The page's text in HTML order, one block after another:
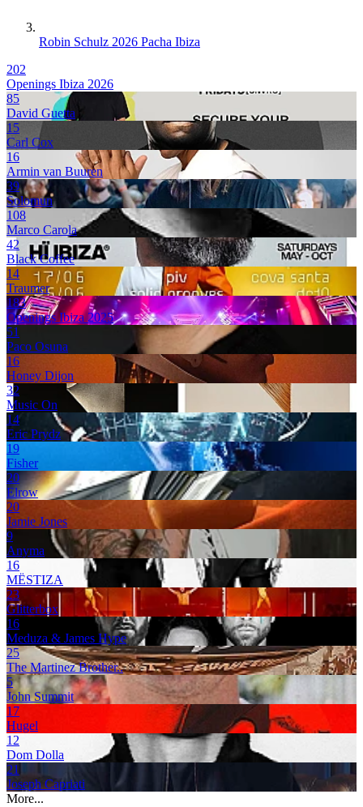
Robin Schulz 2026 Pacha Ibiza
202
Openings Ibiza 2026
85
David Guetta
15
Carl Cox
16
Armin van Buuren
39
Solomun
108
Marco Carola
42
Black Coffee
14
Traumer
183
Openings Ibiza 2025
51
Paco Osuna
16
Honey Dijon
32
Music On
14
Eric Prydz
19
Fisher
20
Elrow
20
Jamie Jones
9
Anyma
16
MËSTIZA
23
Glitterbox
16
Meduza & James Hype
25
The Martinez Brother..
5
John Summit
17
Hugel
12
Dom Dolla
21
Joseph Capriati
More...